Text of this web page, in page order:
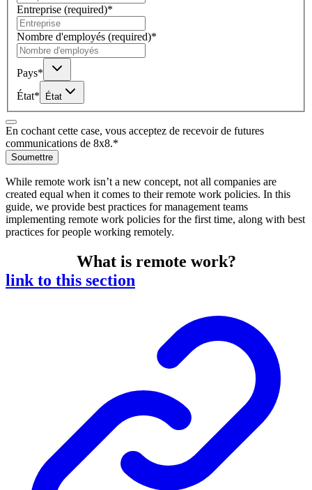
Entreprise (required)*
Nombre d'employés (required)*
Pays*
État* État
En cochant cette case, vous acceptez de recevoir de futures
communications de 8x8.*
Soumettre
While remote work isn’t a new concept, not all companies are
created equal when it comes to their remote work policies. In this
guide, we provide best practices for management teams
implementing remote work policies for the first time, along with best
practices for people working remotely.
What is remote work?
link to this section